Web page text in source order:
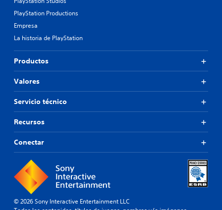
PlayStation Productions
Empresa
La historia de PlayStation
Productos
Valores
Servicio técnico
Recursos
Conectar
© 2026 Sony Interactive Entertainment LLC